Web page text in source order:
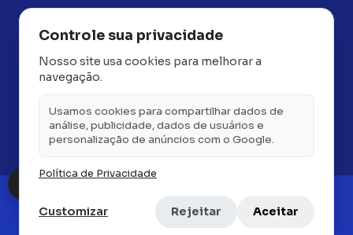
SERVIÇOS
Assistência Jurídica
Plano de Saúde
Plano Vivamax
Filie-se
ATENDIMENTO
Portal do Associado
Termos de Uso
CABOS E SOLDADOS SUBTENENTES E SARGENTOS DO
Controle sua privacidade
Nosso site usa cookies para melhorar a
navegação.
Usamos cookies para compartilhar dados de
análise, publicidade, dados de usuários e
personalização de anúncios com o Google.
Política de Privacidade
Customizar Rejeitar Aceitar